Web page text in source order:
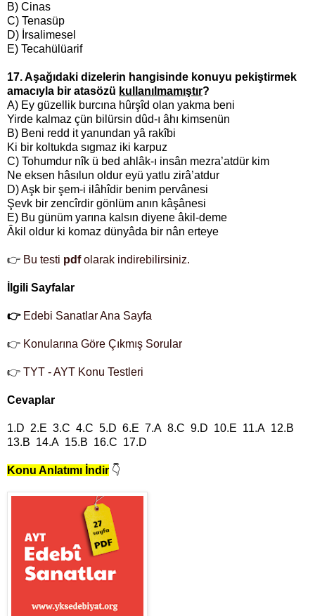
B) Cinas
C) Tenasüp
D) İrsalimesel
E) Tecahülüarif
17. Aşağıdaki dizelerin hangisinde konuyu pekiştirmek
amacıyla bir atasözü kullanılmamıştır?
A) Ey güzellik burcına hûrşîd olan yakma beni
Yirde kalmaz çün bilürsin dûd-ı âhı kimsenün
B) Beni redd it yanundan yâ rakîbi
Ki bir koltukda sıgmaz iki karpuz
C) Tohumdur nîk ü bed ahlâk-ı insân mezra’atdür kim
Ne eksen hâsılun oldur eyü yatlu zirâ’atdur
D) Aşk bir şem-i ilâhîdir benim pervânesi
Şevk bir zencîrdir gönlüm anın kâşânesi
E) Bu günüm yarına kalsın diyene âkil-deme
Âkil oldur ki komaz dünyâda bir nân erteye
👉 Bu testi pdfolarak indirebilirsiniz.
İlgili Sayfalar
👉 Edebi Sanatlar Ana Sayfa
👉 Konularına Göre Çıkmış Sorular
👉 TYT - AYT Konu Testleri
Cevaplar
1.D 2.E 3.C 4.C 5.D 6.E 7.A 8.C 9.D 10.E 11.A 12.B
13.B 14.A 15.B 16.C 17.D
Konu Anlatımı İndir 👇